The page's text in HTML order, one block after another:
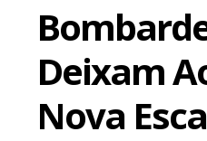
Deixam
Nova